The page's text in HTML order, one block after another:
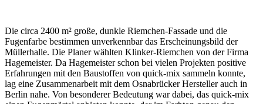
Die circa 2400 m² große, dunkle Riemchen-Fassade und die
Fugenfarbe bestimmen unverkennbar das Erscheinungsbild der
Müllerhalle. Die Planer wählten Klinker-Riemchen von der Firma
Hagemeister. Da Hagemeister schon bei vielen Projekten positive
Erfahrungen mit den Baustoffen von quick-mix sammeln konnte,
lag eine Zusammenarbeit mit dem Osnabrücker Hersteller auch in
Berlin nahe. Von besonderer Bedeutung war dabei, das quick-mix